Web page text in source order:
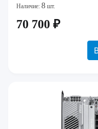
Наличие: 8 шт.
70 700 ₽